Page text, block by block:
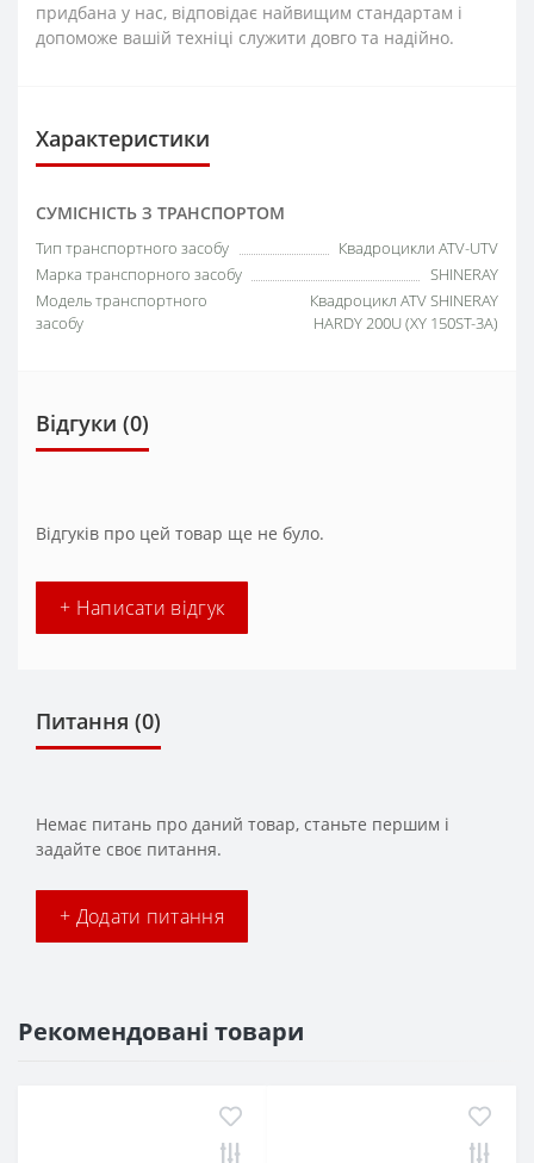
придбана у нас, відповідає найвищим стандартам і
допоможе вашій техніці служити довго та надійно.
Характеристики
СУМІСНІСТЬ З ТРАНСПОРТОМ
Тип транспортного засобу
Квадроцикли ATV-UTV
Марка транспорного засобу
SHINERAY
Модель транспортного
засобу
Квадроцикл ATV SHINERAY
HARDY 200U (XY 150ST-3A)
Відгуки (0)
Відгуків про цей товар ще не було.
+ Написати відгук
Питання (0)
Немає питань про даний товар, станьте першим і
задайте своє питання.
+ Додати питання
Рекомендовані товари